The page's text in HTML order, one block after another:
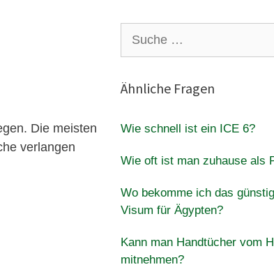
Die meisten
verlangen
nach:
Ähnliche Fragen
Wie schnell ist ein ICE 6?
Wie oft ist man zuhause als
Wo bekomme ich das
Visum für Ägypten?
Kann man Handtücher vom
mitnehmen?